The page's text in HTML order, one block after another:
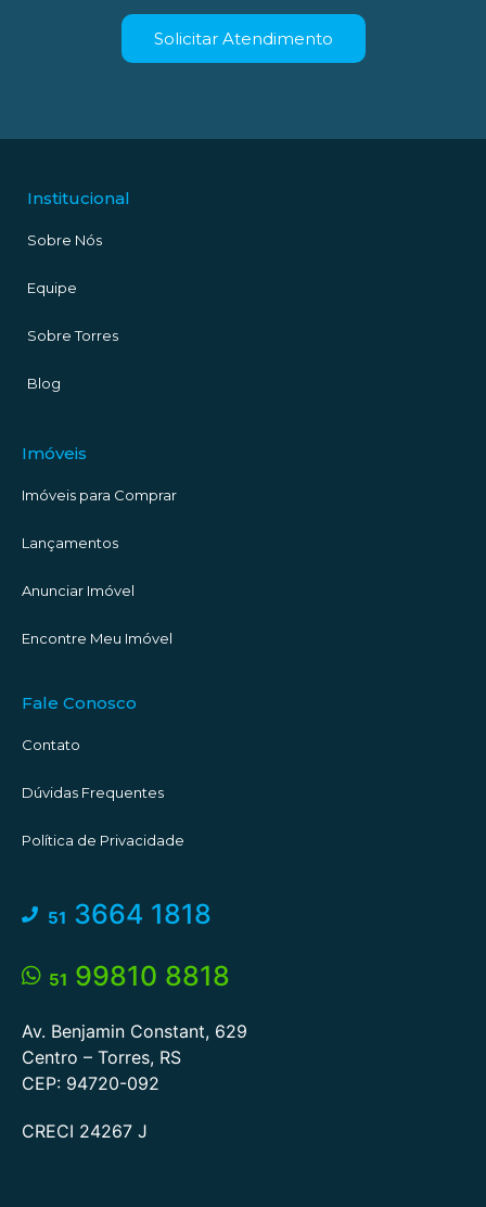
Solicitar Atendimento
Institucional
Sobre Nós
Equipe
Sobre Torres
Blog
Imóveis
Imóveis para Comprar
Lançamentos
Anunciar Imóvel
Encontre Meu Imóvel
Fale Conosco
Contato
Dúvidas Frequentes
Política de Privacidade
51 3664 1818
51 99810 8818
Av. Benjamin Constant, 629
Centro – Torres, RS
CEP: 94720-092
CRECI 24267 J